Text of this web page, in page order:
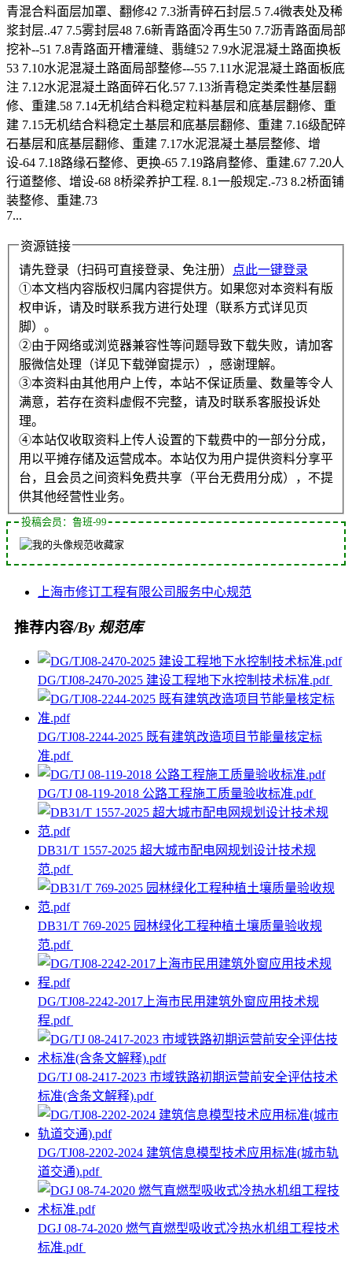
青混合料面层加罩、翻修42 7.3浙青碎石封层.5 7.4微表处及稀
浆封层..47 7.5雾封层48 7.6新青路面冷再生50 7.7沥青路面局部
挖补--51 7.8青路面开槽灌缝、翡缝52 7.9水泥混凝土路面换板
53 7.10水泥混凝土路面局部整修---55 7.11水泥混凝土路面板底
注 7.12水泥混凝土路面碎石化.57 7.13浙青稳定类柔性基层翻
修、重建.58 7.14无机结合料稳定粒料基层和底基层翻修、重
建 7.15无机结合料稳定土基层和底基层翻修、重建 7.16级配碎
石基层和底基层翻修、重建 7.17水泥混凝土基层整修、增
设-64 7.18路缘石整修、更换-65 7.19路肩整修、重建.67 7.20人
行道整修、增设-68 8桥梁养护工程. 8.1一般规定.-73 8.2桥面铺
装整修、重建.73
7...
资源链接
请先登录（扫码可直接登录、免注册）
点此一键登录
①本文档内容版权归属内容提供方。如果您对本资料有版
权申诉，请及时联系我方进行处理（联系方式详见页
脚）。
②由于网络或浏览器兼容性等问题导致下载失败，请加客
服微信处理（详见下载弹窗提示），感谢理解。
③本资料由其他用户上传，本站不保证质量、数量等令人
满意，若存在资料虚假不完整，请及时联系客服投诉处
理。
④本站仅收取资料上传人设置的下载费中的一部分分成，
用以平摊存储及运营成本。本站仅为用户提供资料分享平
台，且会员之间资料免费共享（平台无费用分成），不提
供其他经营性业务。
投稿会员：鲁班-99
规范收藏家
上海市修订工程有限公司 服务中心规范
推荐内容/By 规范库
DG/TJ08-2470-2025 建设工程地下水控制技术标准.pdf
DG/TJ08-2244-2025 既有建筑改造项目节能量核定标
准.pdf
DG/TJ 08-119-2018 公路工程施工质量验收标准.pdf
DB31/T 1557-2025 超大城市配电网规划设计技术规
范.pdf
DB31/T 769-2025 园林绿化工程种植土壤质量验收规
范.pdf
DG/TJ08-2242-2017上海市民用建筑外窗应用技术规
程.pdf
DG/TJ 08-2417-2023 市域铁路初期运营前安全评估技术
标准(含条文解释).pdf
DG/TJ08-2202-2024 建筑信息模型技术应用标准(城市轨
道交通).pdf
DGJ 08-74-2020 燃气直燃型吸收式冷热水机组工程技术
标准.pdf